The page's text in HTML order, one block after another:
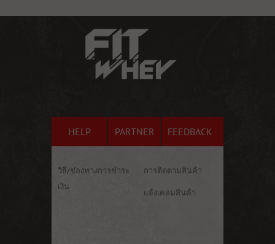
HELP PARTNER FEEDBACK
วิธี/ช่องทางการชำระ
เงิน
การติดตามสินค้า
แจ้งเคลมสินค้า